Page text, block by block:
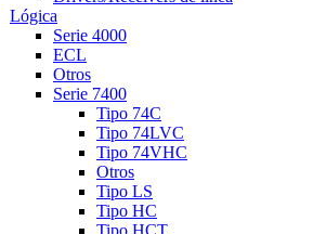
Lógica
Serie 4000
ECL
Otros
Serie 7400
Tipo 74C
Tipo 74LVC
Tipo 74VHC
Otros
Tipo LS
Tipo HC